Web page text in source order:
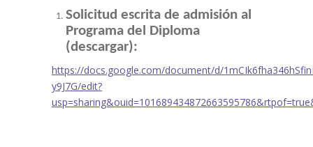
Solicitud escrita de admisión al
Programa del Diploma
(descargar):
https://docs.google.com/document/d/
y9J7G/edit?